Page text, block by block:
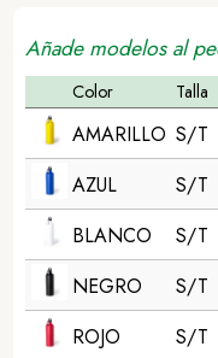
Añade modelos al
Color Talla
AMARILLO S/T
AZUL
S/T
BLANCO
S/T
NEGRO
S/T
ROJO
S/T